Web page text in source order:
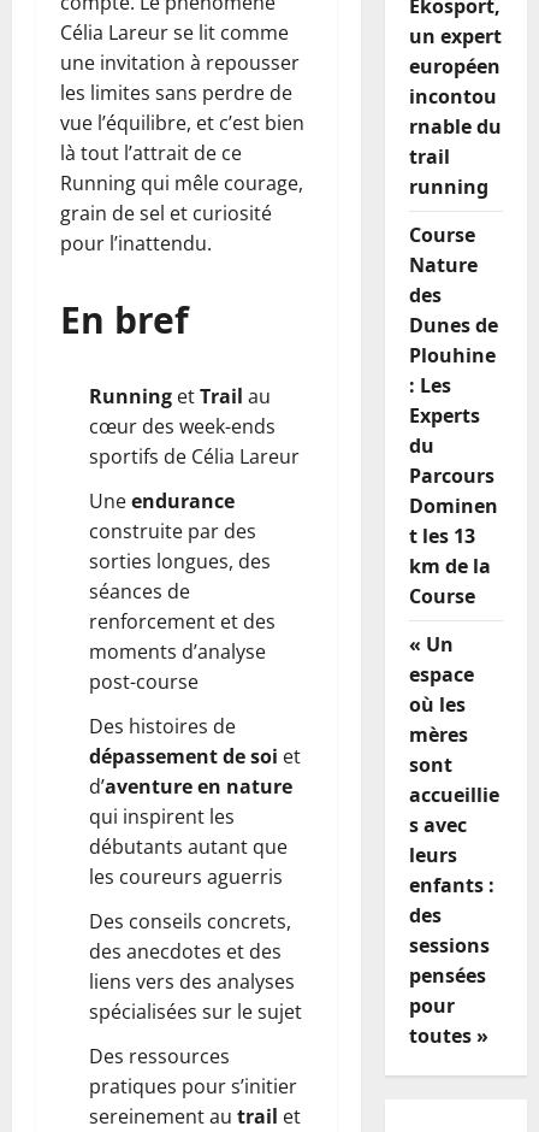
Célia Lareur se lit comme
une invitation à repousser
les limites sans perdre de
vue l’équilibre, et c’est bien
là tout l’attrait de ce
Running qui mêle courage,
grain de sel et curiosité
pour l’inattendu.
En bref
Running etTrail au
cœur des week-ends
sportifs de Célia Lareur
Uneendurance
construite par des
sorties longues, des
séances de
renforcement et des
moments d’analyse
post-course
Des histoires de
dépassement de soi et
d’aventure en nature
qui inspirent les
débutants autant que
les coureurs aguerris
Des conseils concrets,
des anecdotes et des
liens vers des analyses
spécialisées sur le sujet
Des ressources
pratiques pour s’initier
sereinement au trail et
Ekosport,
un expert
européen
incontou
rnable du
trail
running
Course
Nature
des
Dunes de
Plouhine
: Les
Experts
du
Parcours
Dominen
t les 13
km de la
Course
« Un
espace
où les
mères
sont
accueillie
s avec
leurs
enfants :
des
sessions
pensées
pour
toutes »